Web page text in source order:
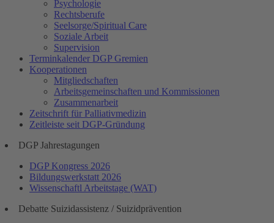
Psychologie
Rechtsberufe
Seelsorge/Spiritual Care
Soziale Arbeit
Supervision
Terminkalender DGP Gremien
Kooperationen
Mitgliedschaften
Arbeitsgemeinschaften und Kommissionen
Zusammenarbeit
Zeitschrift für Palliativmedizin
Zeitleiste seit DGP-Gründung
DGP Jahrestagungen
DGP Kongress 2026
Bildungswerkstatt 2026
Wissenschaftl Arbeitstage (WAT)
Debatte Suizidassistenz / Suizidprävention